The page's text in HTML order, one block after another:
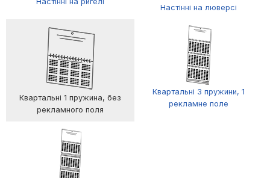
Настінні на люверсі
Квартальні 1 пружина, без
рекламного поля
Квартальні 3 пружини, 1
рекламне поле